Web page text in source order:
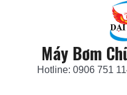
Máy Bơm
Hotline: 0906 751